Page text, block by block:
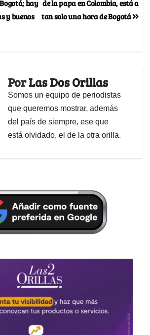
de la papa en Colombia, está a
tan solo una hora de Bogotá
hay
y buenos
PorLas Dos Orillas
Somos un equipo de periodistas
que queremos mostrar, además
del país de siempre, ese que
está olvidado, el de la otra orilla.